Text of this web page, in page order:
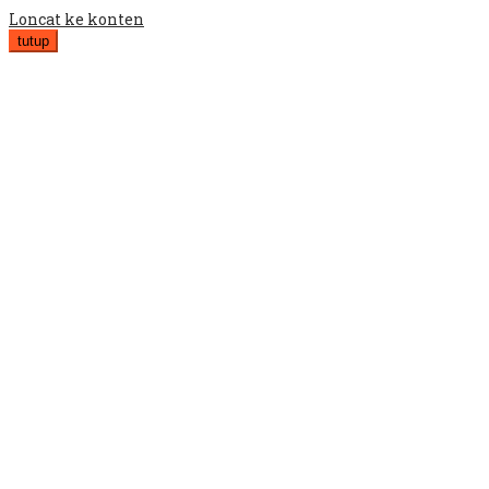
Loncat ke konten
tutup